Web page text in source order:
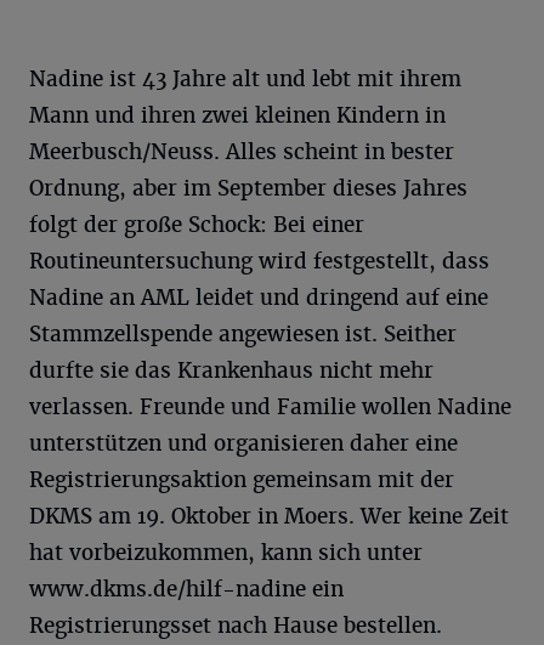
Nadine ist 43 Jahre alt und lebt mit ihrem
Mann und ihren zwei kleinen Kindern in
Meerbusch/Neuss. Alles scheint in bester
Ordnung, aber im September dieses Jahres
folgt der große Schock: Bei einer
Routineuntersuchung wird festgestellt, dass
Nadine an AML leidet und dringend auf eine
Stammzellspende angewiesen ist. Seither
durfte sie das Krankenhaus nicht mehr
verlassen. Freunde und Familie wollen Nadine
unterstützen und organisieren daher eine
Registrierungsaktion gemeinsam mit der
DKMS am 19. Oktober in Moers. Wer keine Zeit
hat vorbeizukommen, kann sich unter
www.dkms.de/hilf-nadine ein
Registrierungsset nach Hause bestellen.